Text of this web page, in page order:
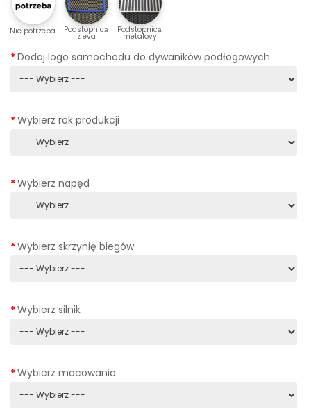
Nie potrzeba Podstopnicа
z eva
Podstopnicа
metalovy
Dodaj logo samochodu do dywaników podłogowych
Wybierz rok produkcji
Wybierz napęd
Wybierz skrzynię biegów
Wybierz silnik
Wybierz mocowania